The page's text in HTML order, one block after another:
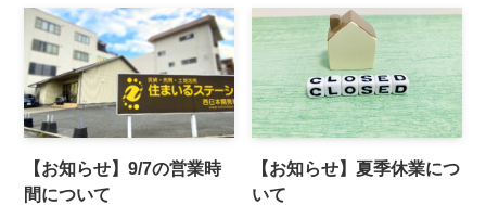
【お知らせ】9/7の営業時
間について
【お知らせ】夏季休業につ
いて